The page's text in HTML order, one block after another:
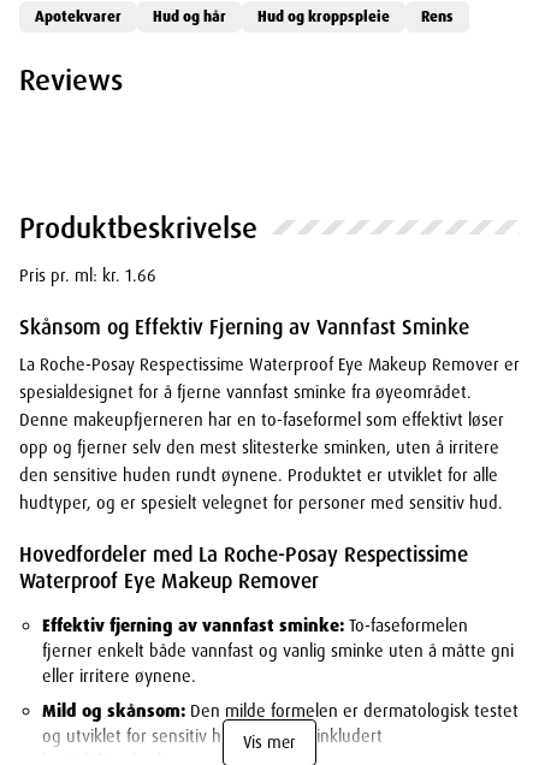
Produktbeskrivelse
Pris pr. ml: kr. 1.66
Skånsom og Effektiv Fjerning av Vannfast Sminke
La Roche-Posay Respectissime Waterproof Eye Makeup Remover er
spesialdesignet for å fjerne vannfast sminke fra øyeområdet.
Denne makeupfjerneren har en to-faseformel som effektivt løser
opp og fjerner selv den mest slitesterke sminken, uten å irritere
den sensitive huden rundt øynene. Produktet er utviklet for alle
hudtyper, og er spesielt velegnet for personer med sensitiv hud.
Hovedfordeler med La Roche-Posay Respectissime
Waterproof Eye Makeup Remover
Effektiv fjerning av vannfast sminke: To-faseformelen
fjerner enkelt både vannfast og vanlig sminke uten å måtte gni
eller irritere øynene.
Mild og skånsom: Den milde formelen er dermatologisk testet
og utviklet for sensitiv hud og øyne, inkludert
Vis mer
Apotekvarer Hud og hår Hud og kroppspleie Rens
Reviews